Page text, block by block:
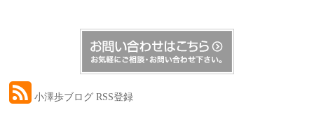
小澤歩ブログ RSS登録